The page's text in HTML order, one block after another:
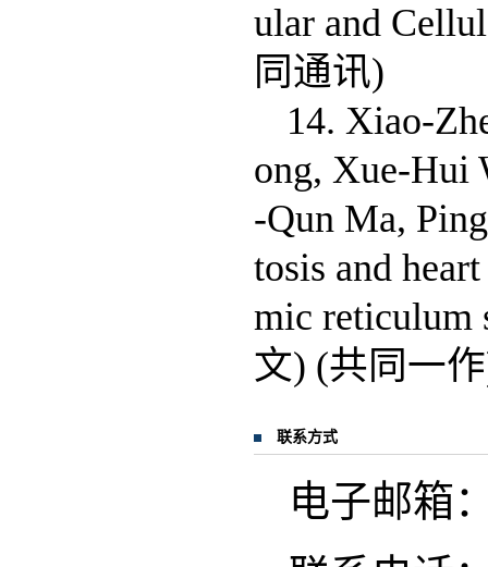
ular and
同通讯)
14. Xiao-
ong, Xue-Hui
-Qun Ma,
tosis and
mic reticulum
文) (共同一
联系方式
电子邮箱